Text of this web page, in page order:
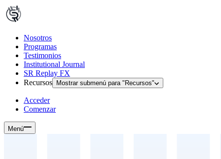
Nosotros
Programas
Testimonios
Institutional Journal
SR Replay FX
Recursos
Mostrar submenú para " Recursos"
Acceder
Comenzar
Menú